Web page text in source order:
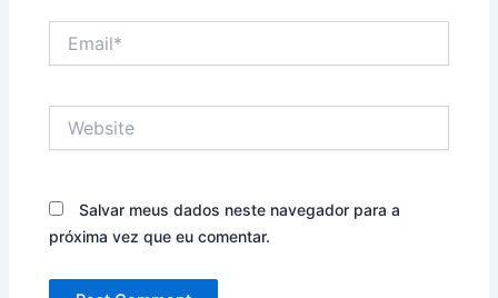
Salvar meus dados neste navegador para a
próxima vez que eu comentar.